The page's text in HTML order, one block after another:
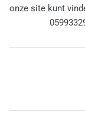
onze site kunt